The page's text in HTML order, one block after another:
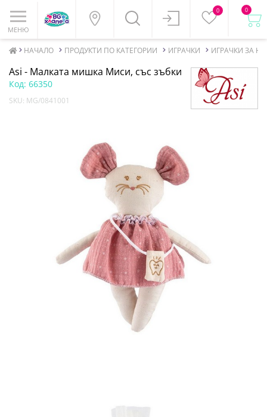
МЕНЮ
0 0
НАЧАЛО ПРОДУКТИ ПО КАТЕГОРИИ ИГРАЧКИ ИГРАЧКИ ЗА
Asi - Малката мишка Миси, със зъбки
Код: 66350
SKU: MG/0841001